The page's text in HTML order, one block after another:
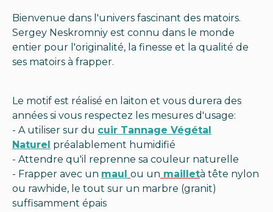
Bienvenue dans l'univers fascinant des matoirs.
Sergey Neskromniy est connu dans le monde
entier pour l'originalité, la finesse et la qualité de
ses matoirs à frapper.
Le motif est réalisé en laiton et vous durera des
années si vous respectez les mesures d'usage:
- A utiliser sur du cuir Tannage Végétal
Naturel préalablement humidifié
- Attendre qu'il reprenne sa couleur naturelle
- Frapper avec un maul ou un mailletà tête nylon
ou rawhide, le tout sur un marbre (granit)
suffisamment épais